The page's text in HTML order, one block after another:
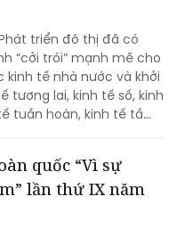
triển đô thị đã có
“cởi trói” mạnh mẽ cho
kinh tế nhà nước và khởi
tương lai, kinh tế số, kinh
tuần hoàn, kinh tế tầm
quốc “Vì sự
lần thứ IX năm